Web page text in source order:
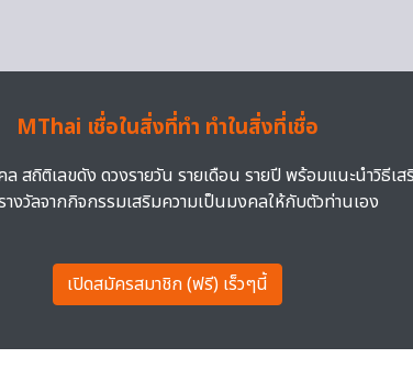
MThai เชื่อในสิ่งที่ทำ ทำในสิ่งที่เชื่อ
ล สถิติเลขดัง ดวงรายวัน รายเดือน รายปี พร้อมแนะนำวิธีเส
งวัลจากกิจกรรมเสริมความเป็นมงคลให้กับตัวท่านเอง
เปิดสมัครสมาชิก (ฟรี) เร็วๆนี้